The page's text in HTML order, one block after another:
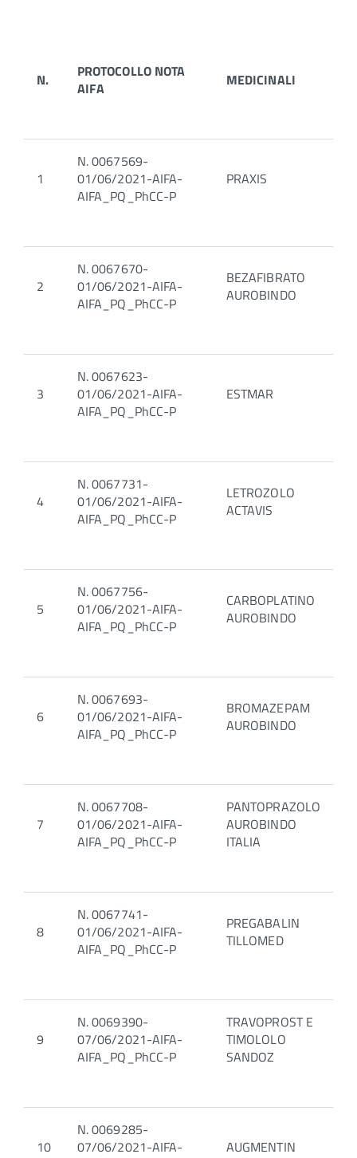
N.
PROTOCOLLO NOTA
AIFA
MEDICINALI
1
N. 0067569-
01/06/2021-AIFA-
AIFA_PQ_PhCC-P
PRAXIS
2
N. 0067670-
01/06/2021-AIFA-
AIFA_PQ_PhCC-P
BEZAFIBRATO
AUROBINDO
3
N. 0067623-
01/06/2021-AIFA-
AIFA_PQ_PhCC-P
ESTMAR
4
N. 0067731-
01/06/2021-AIFA-
AIFA_PQ_PhCC-P
LETROZOLO
ACTAVIS
5
N. 0067756-
01/06/2021-AIFA-
AIFA_PQ_PhCC-P
CARBOPLATINO
AUROBINDO
6
N. 0067693-
01/06/2021-AIFA-
AIFA_PQ_PhCC-P
BROMAZEPAM
AUROBINDO
7
N. 0067708-
01/06/2021-AIFA-
AIFA_PQ_PhCC-P
PANTOPRAZOLO
AUROBINDO
ITALIA
8
N. 0067741-
01/06/2021-AIFA-
AIFA_PQ_PhCC-P
PREGABALIN
TILLOMED
9
N. 0069390-
07/06/2021-AIFA-
AIFA_PQ_PhCC-P
TRAVOPROST E
TIMOLOLO
SANDOZ
10
N. 0069285-
07/06/2021-AIFA-
AUGMENTIN